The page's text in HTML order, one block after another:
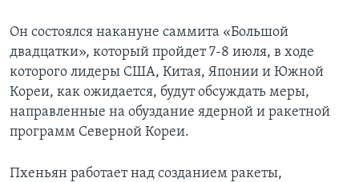
Он состоялся накануне саммита «Большой
двадцатки», который пройдет 7-8 июля, в ходе
которого лидеры США, Китая, Японии и Южной
Кореи, как ожидается, будут обсуждать меры,
направленные на обуздание ядерной и ракетной
программ Северной Кореи.
Пхеньян работает над созданием ракеты,